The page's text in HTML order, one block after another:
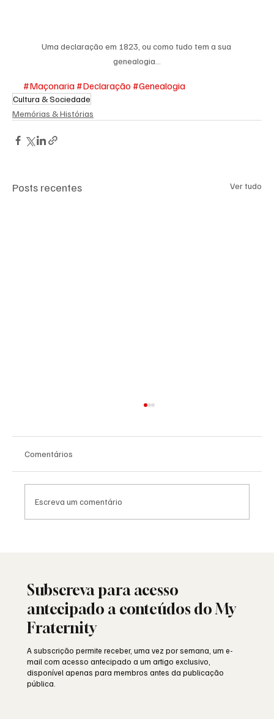
Uma declaração em 1823, ou como tudo tem a sua
genealogia...
#Maçonaria #Declaração #Genealogia
Cultura & Sociedade
Memórias & Histórias
Posts recentes Ver tudo
Comentários
Escreva um comentário
Subscreva para acesso
antecipado a conteúdos do My
Fraternity
A subscrição permite receber, uma vez por semana, um e-
mail com acesso antecipado a um artigo exclusivo,
disponível apenas para membros antes da publicação
pública.